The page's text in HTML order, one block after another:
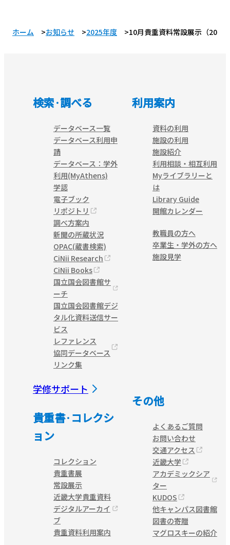
ホーム お知らせ 2025年度 10月貴重資料常設展示（2025
検索·調べる
データベース一覧
データベース利用申
請
データベース：学外
利用(MyAthens)
学認
電子ブック
リポジトリ
調べ方案内
新聞の所蔵状況
OPAC(蔵書検索)
CiNii Research
CiNii Books
国立国会図書館サ
ーチ
国立国会図書館デジ
タル化資料送信サー
ビス
レファレンス
協同データベース
リンク集
利用案内
資料の利用
施設の利用
施設紹介
利用相談・相互利用
Myライブラリーと
は
Library Guide
開館カレンダー
教職員の方へ
卒業生・学外の方へ
施設見学
学修サポート
貴重書·コレクシ
ョン
コレクション
貴重書展
常設展示
近畿大学貴重資料
デジタルアーカイ
ブ
貴重資料利用案内
その他
よくあるご質問
お問い合わせ
交通アクセス
近畿大学
アカデミックシア
ター
KUDOS
他キャンパス図書館
図書の寄贈
マグロスキーの紹介